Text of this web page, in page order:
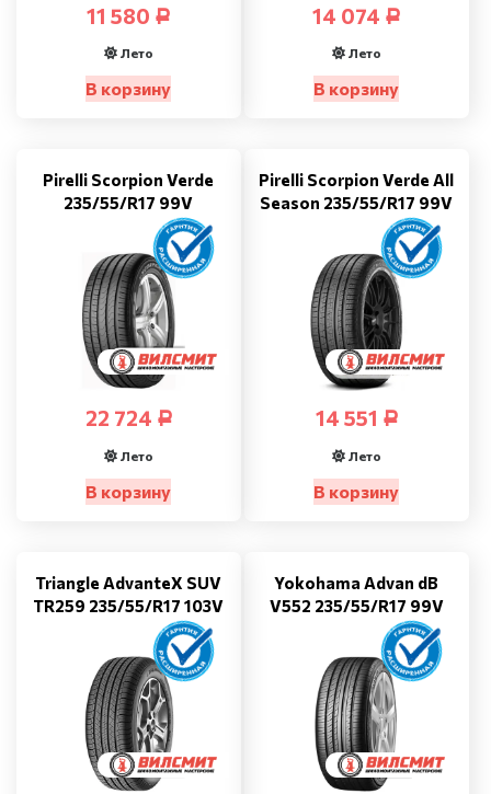
11 580 Р
Лето
В корзину
14 074 Р
Лето
В корзину
Pirelli Scorpion Verde
235/55/R17 99V
22 724 Р
Лето
В корзину
Pirelli Scorpion Verde All
Season 235/55/R17 99V
14 551 Р
Лето
В корзину
Triangle AdvanteX SUV
TR259 235/55/R17 103V
Yokohama Advan dB
V552 235/55/R17 99V